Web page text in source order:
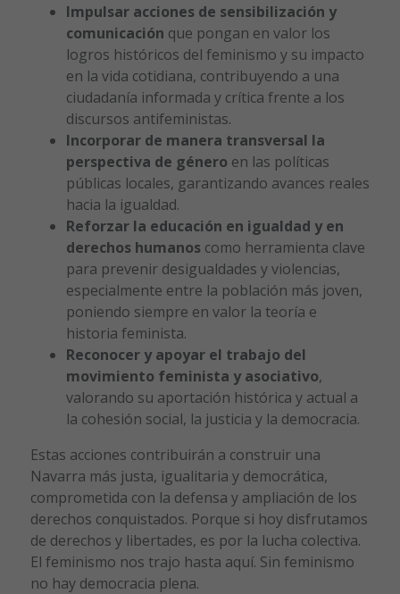
Impulsar acciones de sensibilización y
comunicación que pongan en valor los
logros históricos del feminismo y su impacto
en la vida cotidiana, contribuyendo a una
ciudadanía informada y crítica frente a los
discursos antifeministas.
Incorporar de manera transversal la
perspectiva de género en las políticas
públicas locales, garantizando avances reales
hacia la igualdad.
Reforzar la educación en igualdad y en
derechos humanos como herramienta clave
para prevenir desigualdades y violencias,
especialmente entre la población más joven,
poniendo siempre en valor la teoría e
historia feminista.
Reconocer y apoyar el trabajo del
movimiento feminista y asociativo,
valorando su aportación histórica y actual a
la cohesión social, la justicia y la democracia.
Estas acciones contribuirán a construir una
Navarra más justa, igualitaria y democrática,
comprometida con la defensa y ampliación de los
derechos conquistados. Porque si hoy disfrutamos
de derechos y libertades, es por la lucha colectiva.
El feminismo nos trajo hasta aquí. Sin feminismo
no hay democracia plena.